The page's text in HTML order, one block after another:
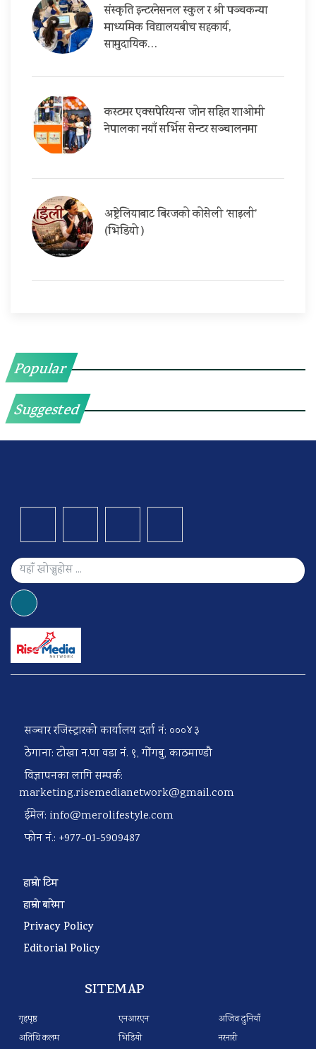
संस्कृति इन्टरनेसनल स्कुल र श्री पञ्चकन्या
माध्यमिक विद्यालयबीच सहकार्य,
सामुदायिक…
कस्टमर एक्सपेरियन्स जोन सहित शाओमी
नेपालका नयाँ सर्भिस सेन्टर सञ्चालनमा
अष्ट्रेलियाबाट बिरजको कोसेली ‘साइली’
(भिडियो )
Popular
Suggested
सञ्चार रजिस्ट्रारको कार्यालय दर्ता नं: ०००४३
ठेगाना: टोखा न.पा वडा नं. ९, गोंगबु, काठमाण्डौ
विज्ञापनका लागि सम्पर्क:
marketing.risemedianetwork@gmail.com
ईमेल: info@merolifestyle.com
फोन नं.: +977-01-5909487
हाम्रो टिम
हाम्रो बारेमा
Privacy Policy
Editorial Policy
SITEMAP
गृहपृष्ठ
अतिथि कलम
एनआरएन
भिडियो
अजिव दुनियाँ
नरनारी